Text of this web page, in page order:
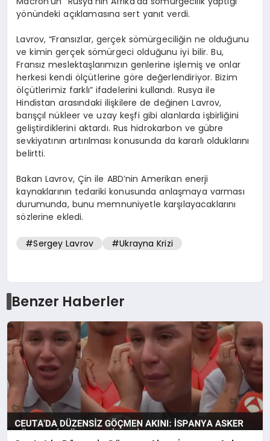
yönündeki açıklamasına sert yanıt verdi.
Lavrov, “Fransızlar, gerçek sömürgeciliğin ne olduğunu
ve kimin gerçek sömürgeci olduğunu iyi bilir. Bu,
Fransız meslektaşlarımızın genlerine işlemiş ve onlar
herkesi kendi ölçütlerine göre değerlendiriyor. Bizim
ölçütlerimiz farklı” ifadelerini kullandı. Rusya ile
Hindistan arasındaki ilişkilere de değinen Lavrov,
barışçıl nükleer ve uzay keşfi gibi alanlarda işbirliğini
geliştirdiklerini aktardı. Rus hidrokarbon ve gübre
sevkiyatının artırılması konusunda da kararlı olduklarını
belirtti.
Bakan Lavrov, Çin ile ABD’nin Amerikan enerji
kaynaklarının tedariki konusunda anlaşmaya varması
durumunda, bunu memnuniyetle karşılayacaklarını
sözlerine ekledi.
#Sergey Lavrov #Ukrayna Krizi
Benzer Haberler